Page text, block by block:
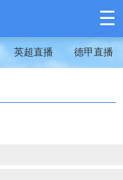
☰
英超直播 德甲直播